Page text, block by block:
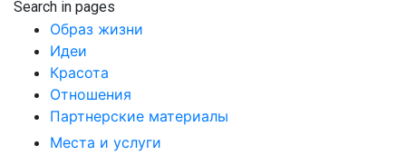
Search in pages
Образ жизни
Идеи
Красота
Отношения
Партнерские материалы
Места и услуги